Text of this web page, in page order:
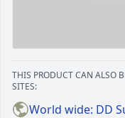
THIS PRODUCT CAN ALSO
SITES:
World wide: DD